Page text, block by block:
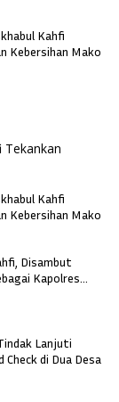
Kahfi
Kebersihan Mako
Kahfi
Kebersihan Mako
Disambut
Kapolres
Lanjuti
di Dua Desa